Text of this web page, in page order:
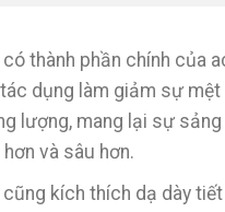
thành phần chính của
dụng làm giảm sự mệt
lượng, mang lại sự sảng
và sâu hơn.
cũng kích thích dạ dày